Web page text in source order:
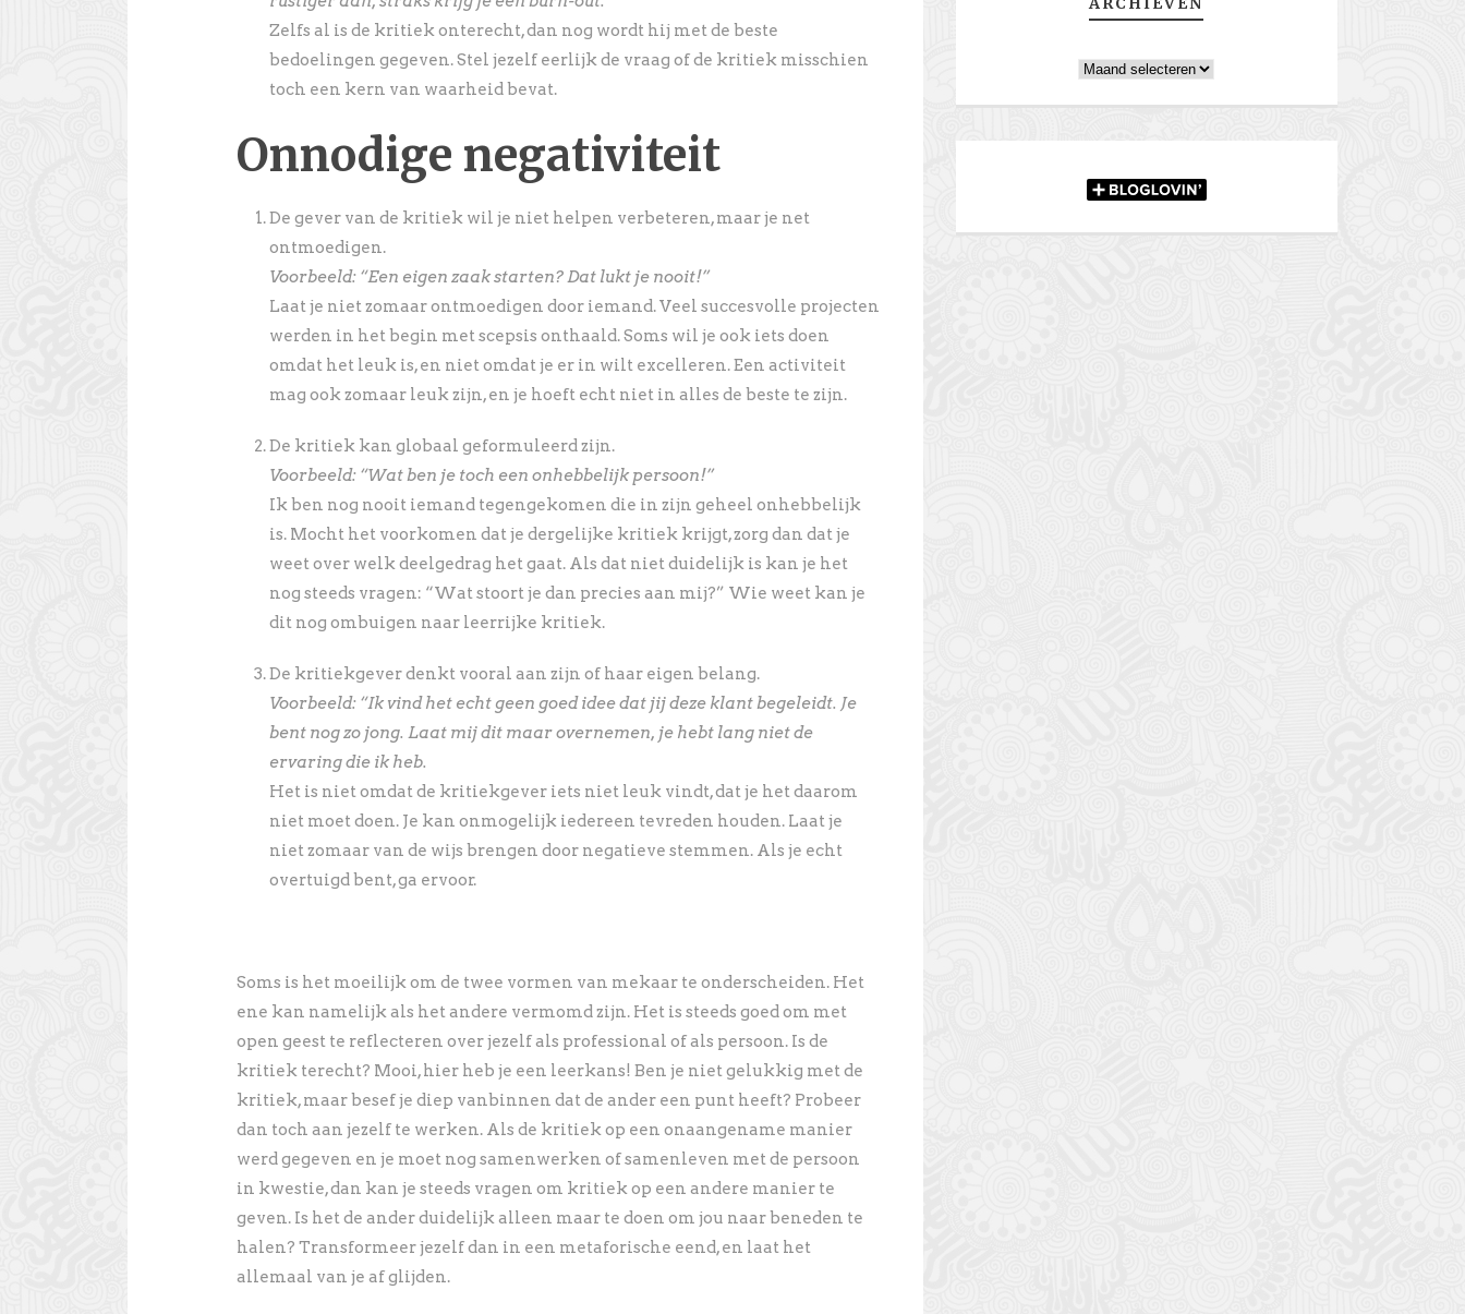
Zelfs al is de kritiek onterecht, dan nog wordt hij met de beste
bedoelingen gegeven. Stel jezelf eerlijk de vraag of de kritiek misschien
toch een kern van waarheid bevat.
Onnodige negativiteit
De gever van de kritiek wil je niet helpen verbeteren, maar je net
ontmoedigen.
Voorbeeld: “Een eigen zaak starten? Dat lukt je nooit!”
Laat je niet zomaar ontmoedigen door iemand. Veel succesvolle projecten
werden in het begin met scepsis onthaald. Soms wil je ook iets doen
omdat het leuk is, en niet omdat je er in wilt excelleren. Een activiteit
mag ook zomaar leuk zijn, en je hoeft echt niet in alles de beste te zijn.
De kritiek kan globaal geformuleerd zijn.
Voorbeeld: “Wat ben je toch een onhebbelijk persoon!”
Ik ben nog nooit iemand tegengekomen die in zijn geheel onhebbelijk
is. Mocht het voorkomen dat je dergelijke kritiek krijgt, zorg dan dat je
weet over welk deelgedrag het gaat. Als dat niet duidelijk is kan je het
nog steeds vragen: “Wat stoort je dan precies aan mij?” Wie weet kan je
dit nog ombuigen naar leerrijke kritiek.
De kritiekgever denkt vooral aan zijn of haar eigen belang.
Voorbeeld: “Ik vind het echt geen goed idee dat jij deze klant begeleidt. Je
bent nog zo jong. Laat mij dit maar overnemen, je hebt lang niet de
ervaring die ik heb.
Het is niet omdat de kritiekgever iets niet leuk vindt, dat je het daarom
niet moet doen. Je kan onmogelijk iedereen tevreden houden. Laat je
niet zomaar van de wijs brengen door negatieve stemmen. Als je echt
overtuigd bent, ga ervoor.
Soms is het moeilijk om de twee vormen van mekaar te onderscheiden. Het
ene kan namelijk als het andere vermomd zijn. Het is steeds goed om met
open geest te reflecteren over jezelf als professional of als persoon. Is de
kritiek terecht? Mooi, hier heb je een leerkans! Ben je niet gelukkig met de
kritiek, maar besef je diep vanbinnen dat de ander een punt heeft? Probeer
dan toch aan jezelf te werken. Als de kritiek op een onaangename manier
werd gegeven en je moet nog samenwerken of samenleven met de persoon
in kwestie, dan kan je steeds vragen om kritiek op een andere manier te
geven. Is het de ander duidelijk alleen maar te doen om jou naar beneden te
halen? Transformeer jezelf dan in een metaforische eend, en laat het
allemaal van je af glijden.
Archieven